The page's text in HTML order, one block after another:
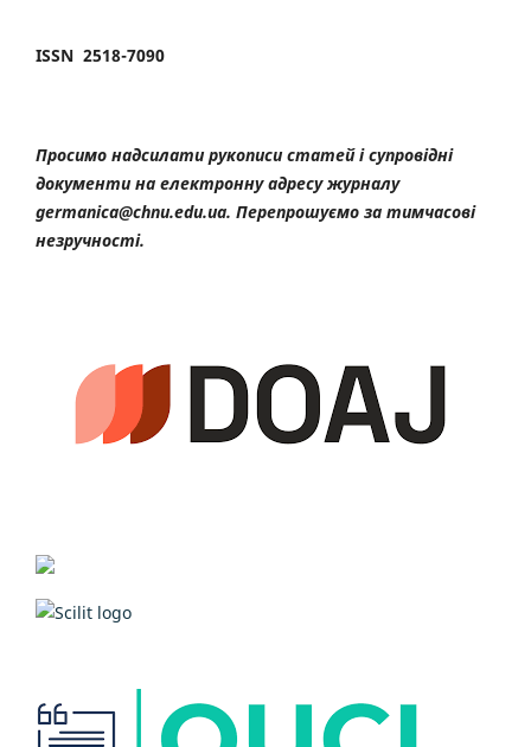
ISSN 2518-7090
Просимо надсилати рукописи статей і супровідні
документи на електронну адресу журналу
germanica@chnu.edu.ua. Перепрошуємо за тимчасові
незручності.